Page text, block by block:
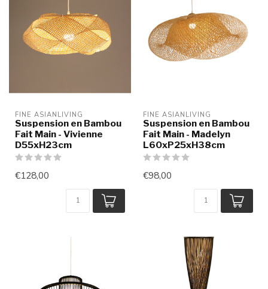
FINE ASIANLIVING
Suspension en Bambou
Fait Main - Vivienne
D55xH23cm
€128,00
FINE ASIANLIVING
Suspension en Bambou
Fait Main - Madelyn
L60xP25xH38cm
€98,00